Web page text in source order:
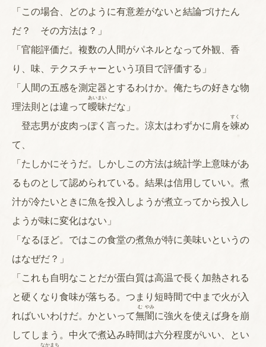
「この場合、どのように有意差がないと結論づけたん
だ？ その方法は？」
「官能評価だ。複数の人間がパネルとなって外観、香
り、味、テクスチャーという項目で評価する」
「人間の五感を測定器とするわけか。俺たちの好きな物
理法則とは違って曖
あい
昧
まい
だな」
登志男が皮肉っぽく言った。涼太はわずかに肩を竦
すく
め
て、
「たしかにそうだ。しかしこの方法は統計学上意味があ
るものとして認められている。結果は信用していい。煮
汁が冷たいときに魚を投入しようが煮立ってから投入し
ようが味に変化はない」
「なるほど。ではこの食堂の煮魚が特に美味いというの
はなぜだ？」
「これも自明なことだが蛋白質は高温で長く加熱される
と硬くなり食味が落ちる。つまり短時間で中まで火が入
ればいいわけだ。かといって無
む
闇
やみ
に強火を使えば身を崩
してしまう。中火で煮込み時間は六分程度がいい、とい
なかまち